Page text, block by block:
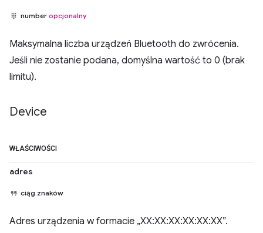
number opcjonalny
Maksymalna liczba urządzeń Bluetooth do zwrócenia.
Jeśli nie zostanie podana, domyślna wartość to 0 (brak
limitu).
Device
WŁAŚCIWOŚCI
adres
ciąg znaków
Adres urządzenia w formacie „XX:XX:XX:XX:XX:XX”.